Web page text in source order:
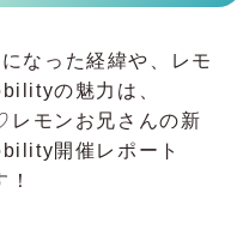
なった経緯や、レモ
の魅力は、
モンお兄さんの新
開催レポート